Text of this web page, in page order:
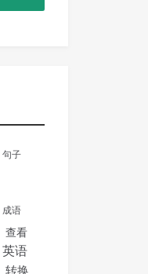
句子
成语
查看
英语
转换